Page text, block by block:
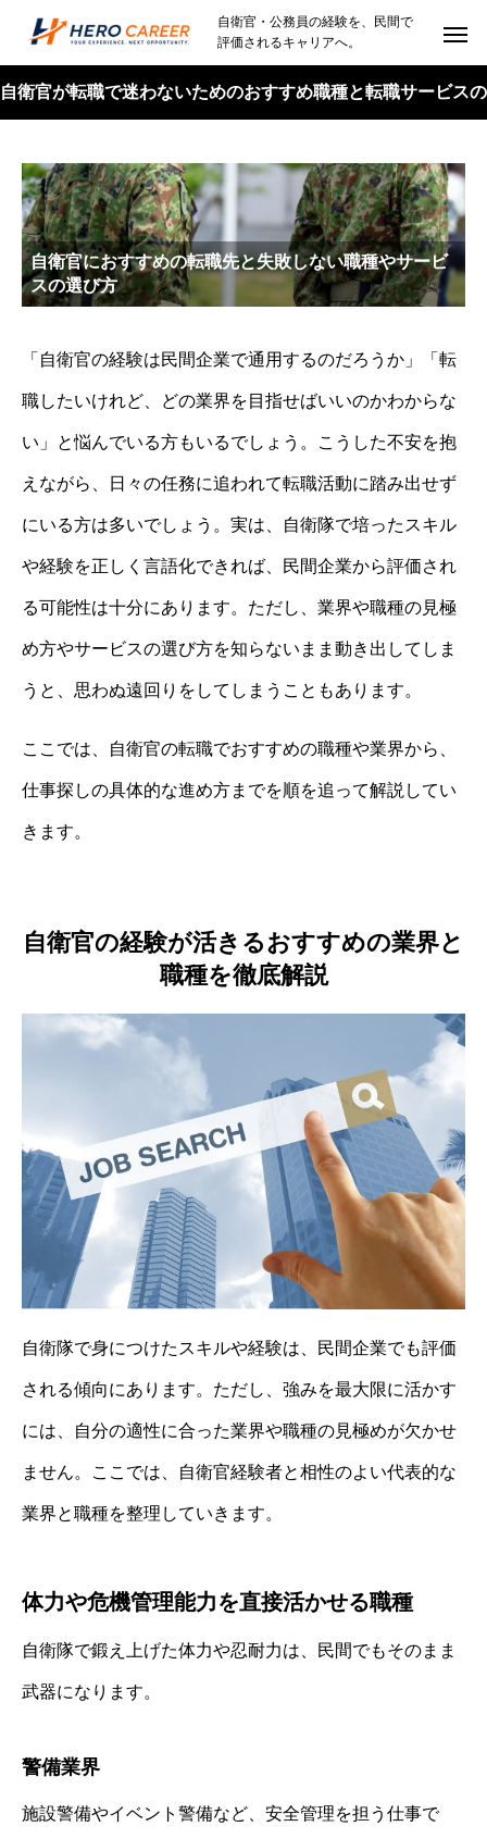
自衛官・公務員の経験を、民間で
評価されるキャリアへ。
自衛官が転職で迷わないためのおすすめ職種と転職サービスの
自衛官におすすめの転職先と失敗しない職種やサービ
スの選び方
「自衛官の経験は民間企業で通用するのだろうか」「転
職したいけれど、どの業界を目指せばいいのかわからな
い」と悩んでいる方もいるでしょう。こうした不安を抱
えながら、日々の任務に追われて転職活動に踏み出せず
にいる方は多いでしょう。実は、自衛隊で培ったスキル
や経験を正しく言語化できれば、民間企業から評価され
る可能性は十分にあります。ただし、業界や職種の見極
め方やサービスの選び方を知らないまま動き出してしま
うと、思わぬ遠回りをしてしまうこともあります。
ここでは、自衛官の転職でおすすめの職種や業界から、
仕事探しの具体的な進め方までを順を追って解説してい
きます。
自衛官の経験が活きるおすすめの業界と
職種を徹底解説
自衛隊で身につけたスキルや経験は、民間企業でも評価
される傾向にあります。ただし、強みを最大限に活かす
には、自分の適性に合った業界や職種の見極めが欠かせ
ません。ここでは、自衛官経験者と相性のよい代表的な
業界と職種を整理していきます。
体力や危機管理能力を直接活かせる職種
自衛隊で鍛え上げた体力や忍耐力は、民間でもそのまま
武器になります。
警備業界
施設警備やイベント警備など、安全管理を担う仕事で